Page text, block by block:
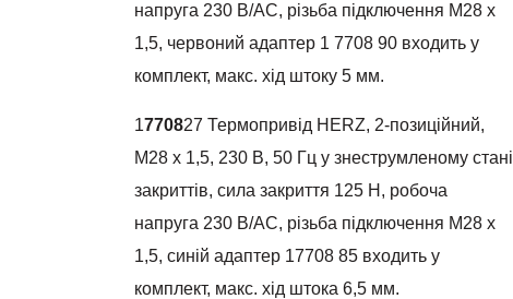
напруга 230 В/AC, різьба підключення М28 х
1,5, червоний адаптер 1 7708 90 входить у
комплект, макс. хід штоку 5 мм.
1770827 Термопривід HERZ, 2-позиційний,
М28 х 1,5, 230 В, 50 Гц у знеструмленому стані
закриттів, сила закриття 125 Н, робоча
напруга 230 В/AC, різьба підключення М28 х
1,5, синій адаптер 17708 85 входить у
комплект, макс. хід штока 6,5 мм.